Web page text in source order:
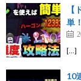
単
[…]
10